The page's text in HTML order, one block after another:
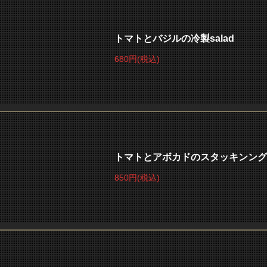
トマトとバジルの冷製salad
680円(税込)
トマトとアボカドのスタッキンン
850円(税込)